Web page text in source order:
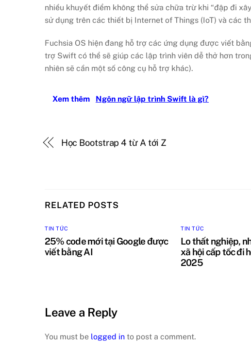
nhiều khuyết điểm không thể sửa chữa trừ khi “đập đi
sử dụng trên các thiết bị Internet of Things (IoT) và các
Fuchsia OS hiện đang hỗ trợ các ứng dụng được viết
trợ Swift có thể sẽ giúp các lập trình viên dễ thở hơn
nhiên sẽ cần một số công cụ hỗ trợ khác).
Xem thêm Ngôn ngữ lập trình Swift là gì?
Học Bootstrap 4 từ A tới Z
RELATED POSTS
TIN TỨC
25% code mới tại Google được
viết bằng AI
TIN TỨC
Lo thất nghiệp,
xã hội cấp tốc đi
2025
Leave a Reply
You must be logged in to post a comment.